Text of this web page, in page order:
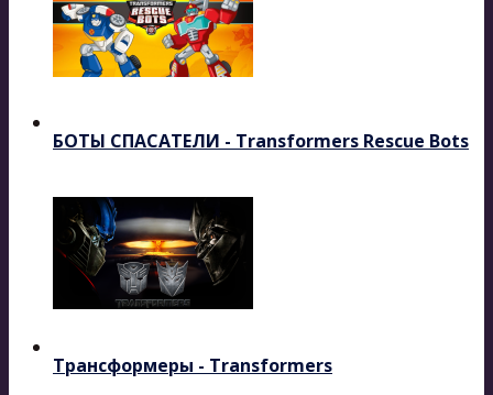
БОТЫ СПАСАТЕЛИ - Transformers Rescue Bots
Трансформеры - Transformers